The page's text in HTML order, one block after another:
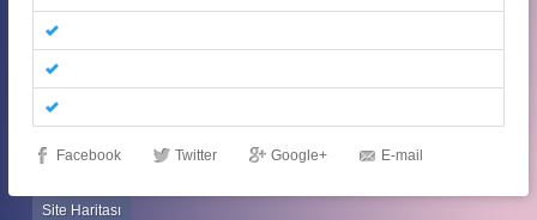
Facebook Twitter Google+ E-mail
Site Haritası